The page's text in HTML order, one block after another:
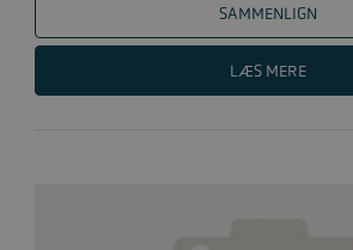
SAMMENLIGN
LÆS MERE